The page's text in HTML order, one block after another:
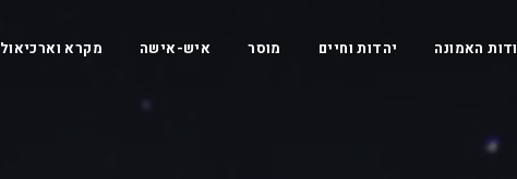
האמונה יהדות וחיים מוסר איש-אישה מקרא